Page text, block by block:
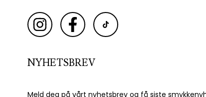
NYHETSBREV
Meld deg på vårt nyhetsbrev og få siste